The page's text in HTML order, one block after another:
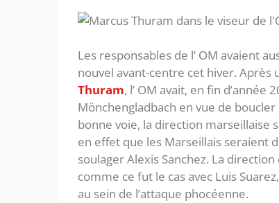
Les responsables de l’ OM avaient
nouvel avant-centre cet hiver.
Thuram, l’ OM avait, en fin
Mönchengladbach en vue de
bonne voie, la direction marseillaise
en effet que les Marseillais seraient
soulager Alexis Sanchez. La
comme ce fut le cas avec Luis
au sein de l’attaque phocéenne.